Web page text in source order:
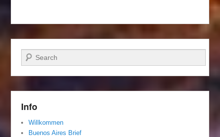
Suchen
Info
Willkommen
Buenos Aires Brief